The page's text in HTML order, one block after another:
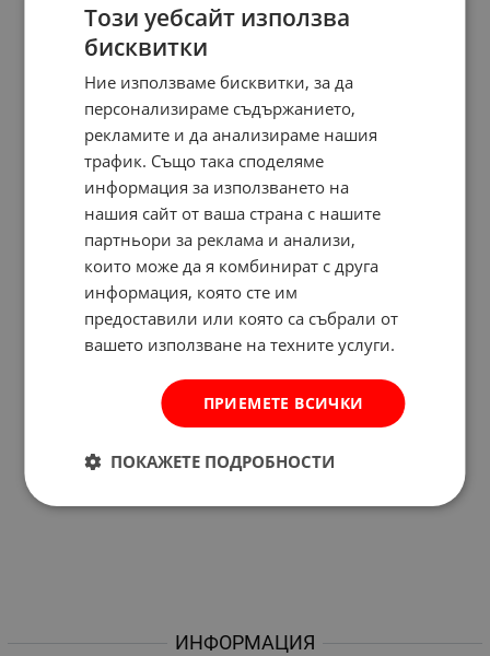
ИНФОРМАЦИЯ
Този уебсайт използва
бисквитки
Ние използваме бисквитки, за да
персонализираме съдържанието,
рекламите и да анализираме нашия
трафик. Също така споделяме
информация за използването на
нашия сайт от ваша страна с нашите
партньори за реклама и анализи,
които може да я комбинират с друга
информация, която сте им
предоставили или която са събрали от
вашето използване на техните услуги.
ПРИЕМЕТЕ ВСИЧКИ
ПОКАЖЕТЕ ПОДРОБНОСТИ